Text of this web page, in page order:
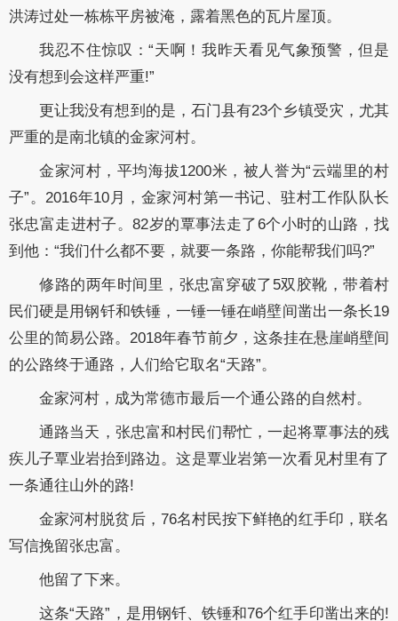
洪涛过处一栋栋平房被淹，露着黑色的瓦片屋顶。
我忍不住惊叹：“天啊！我昨天看见气象预警，但是
没有想到会这样严重!”
更让我没有想到的是，石门县有23个乡镇受灾，尤其
严重的是南北镇的金家河村。
金家河村，平均海拔1200米，被人誉为“云端里的村
子”。2016年10月，金家河村第一书记、驻村工作队队长
张忠富走进村子。82岁的覃事法走了6个小时的山路，找
到他：“我们什么都不要，就要一条路，你能帮我们吗?”
修路的两年时间里，张忠富穿破了5双胶靴，带着村
民们硬是用钢钎和铁锤，一锤一锤在峭壁间凿出一条长19
公里的简易公路。2018年春节前夕，这条挂在悬崖峭壁间
的公路终于通路，人们给它取名“天路”。
金家河村，成为常德市最后一个通公路的自然村。
通路当天，张忠富和村民们帮忙，一起将覃事法的残
疾儿子覃业岩抬到路边。这是覃业岩第一次看见村里有了
一条通往山外的路!
金家河村脱贫后，76名村民按下鲜艳的红手印，联名
写信挽留张忠富。
他留了下来。
这条“天路”，是用钢钎、铁锤和76个红手印凿出来的!